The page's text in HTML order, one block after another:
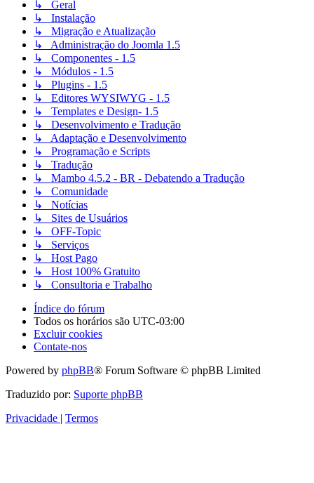
↳ Geral
↳ Instalação
↳ Migração e Atualização
↳ Administração do Joomla 1.5
↳ Componentes - 1.5
↳ Módulos - 1.5
↳ Plugins - 1.5
↳ Editores WYSIWYG - 1.5
↳ Templates e Design- 1.5
↳ Desenvolvimento e Tradução
↳ Adaptação e Desenvolvimento
↳ Programação e Scripts
↳ Tradução
↳ Mambo 4.5.2 - BR - Debatendo a Tradução
↳ Comunidade
↳ Notícias
↳ Sites de Usuários
↳ OFF-Topic
↳ Serviços
↳ Host Pago
↳ Host 100% Gratuito
↳ Consultoria e Trabalho
Índice do fórum
Todos os horários são UTC-03:00
Excluir cookies
Contate-nos
Powered by phpBB® Forum Software © phpBB Limited
Traduzido por: Suporte phpBB
Privacidade | Termos